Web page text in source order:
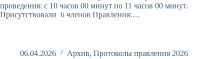
проведения: с 10 часов 00 минут по 11 часов 00 минут.
Присутствовали 6 членов Правления:…
06.04.2026 Архив, Протоколы правления 2026